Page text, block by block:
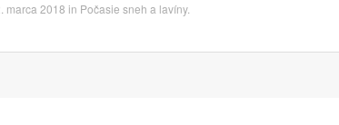
marca 2018 in Počasie sneh a lavíny.